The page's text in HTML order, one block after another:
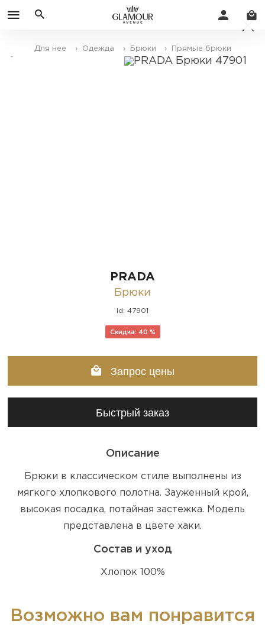
Для нее › Одежда › Брюки › Прямые брюки
PRADA
Брюки
id: 47901
Скидка: 40 %
Запрос цены
Быстрый заказ
Описание
Брюки в классическом стиле выполнены из
мягкого хлопкового полотна. Зауженный крой,
высокая посадка, потайная застежка. Модель
представлена в цвете хаки.
Состав и уход
Хлопок 100%
Возможно вам понравится